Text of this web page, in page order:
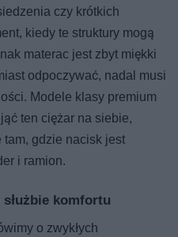
czy krótkich
kiedy te struktury mogą
materac jest zbyt miękki
odpoczywać, nadal musi
Modele klasy premium
ten ciężar na siebie,
gdzie nacisk jest
i ramion.
komfortu
o zwykłych